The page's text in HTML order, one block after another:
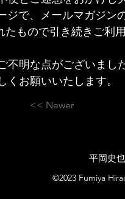
ジで、メールマガジン
もので引き続きご利
不明な点がございまし
くお願いいたします。
<< Newer
平岡史
©2023 Fumiya